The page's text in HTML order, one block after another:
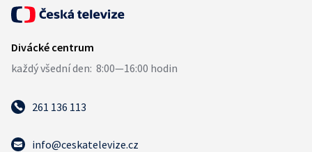
261 136 113
info@ceskatelevize.cz